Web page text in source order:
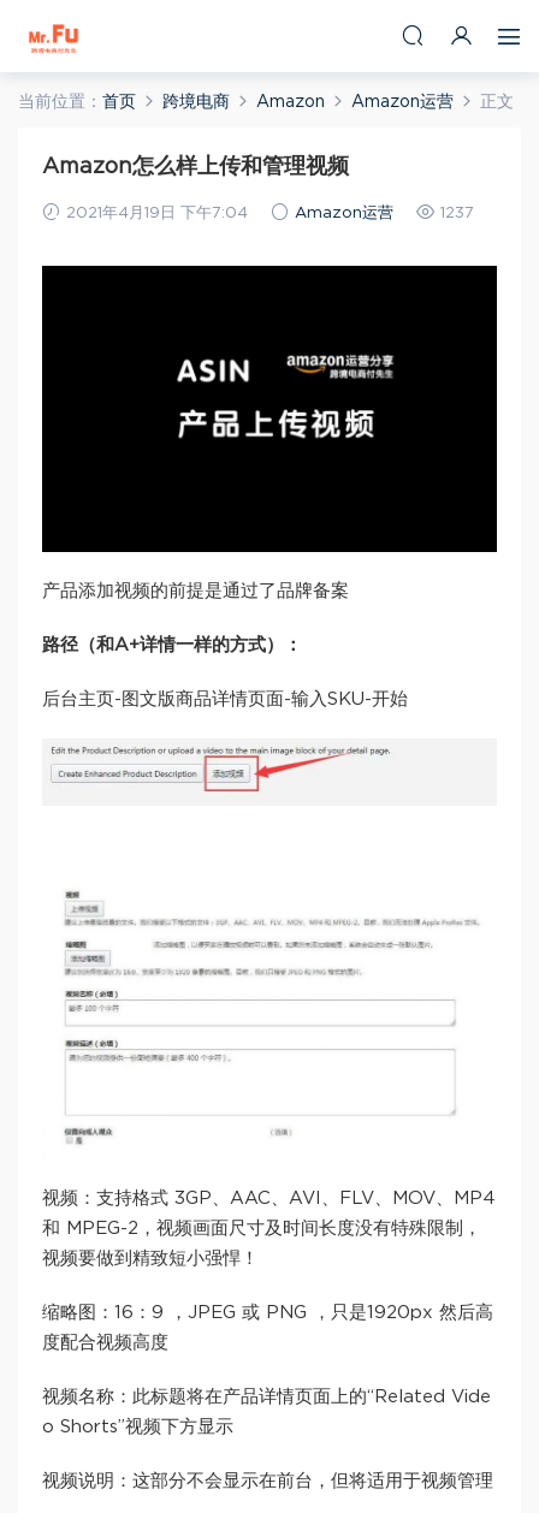
当前位置： 首页 跨境电商 Amazon Amazon运营 正文
Amazon怎么样上传和管理视频
2021年4月19日 下午7:04 Amazon运营 1237
产品添加视频的前提是通过了品牌备案
路径（和A+详情一样的方式）：
后台主页-图文版商品详情页面-输入SKU-开始
视频：支持格式 3GP、AAC、AVI、FLV、MOV、MP4
和 MPEG-2，视频画面尺寸及时间长度没有特殊限制，
视频要做到精致短小强悍！
缩略图：16：9 ，JPEG 或 PNG ，只是1920px 然后高
度配合视频高度
视频名称：此标题将在产品详情页面上的“Related Vide
o Shorts”视频下方显示
视频说明：这部分不会显示在前台，但将适用于视频管理